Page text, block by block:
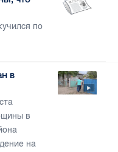
по
в
в
на